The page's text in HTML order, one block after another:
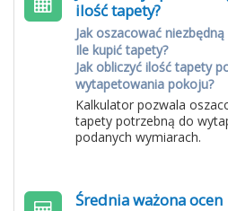
ilość tapety?
Jak oszacować
Ile kupić tapety?
Jak obliczyć ilość tapety
wytapetowania pokoju?
Kalkulator pozwala
tapety potrzebną do
podanych wymiarach.
Średnia ważona ocen